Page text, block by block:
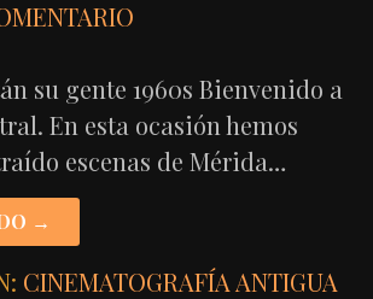
su gente 1960s Bienvenido a
En esta ocasión hemos
escenas de Mérida…
→
CINEMATOGRAFÍA ANTIGUA